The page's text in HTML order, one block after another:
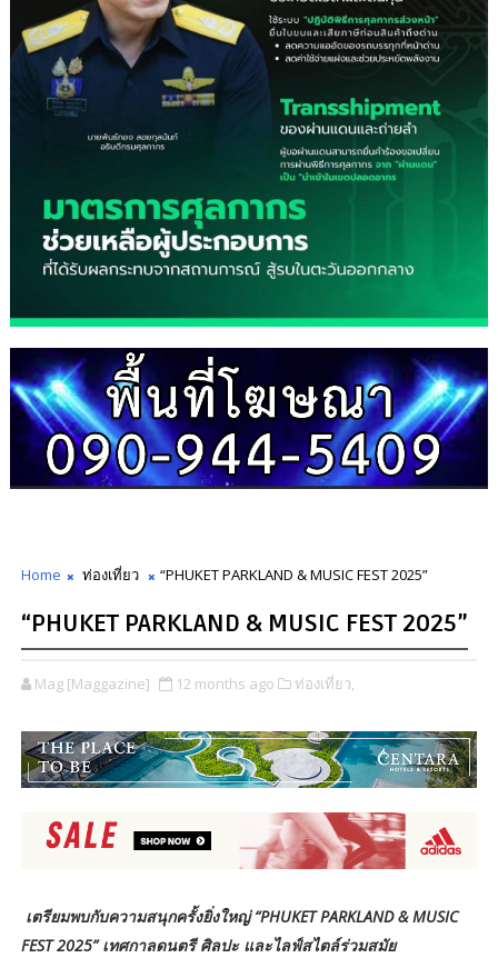
Home ท่องเที่ยว “PHUKET PARKLAND & MUSIC FEST 2025”
“PHUKET PARKLAND & MUSIC FEST 2025”
Mag [Maggazine] 12 months ago ท่องเที่ยว,
เตรียมพบกับความสนุกครั้งยิ่งใหญ่ “PHUKET PARKLAND & MUSIC
FEST 2025” เทศกาลดนตรี ศิลปะ และไลฟ์สไตล์ร่วมสมัย